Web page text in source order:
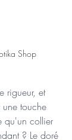
Shop
rigueur, et
touche
qu'un collier
? Le doré